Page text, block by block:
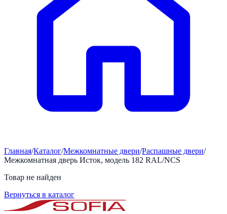
Главная/Каталог/Межкомнатные двери/Распашные двери/
Межкомнатная дверь Исток, модель 182 RAL/NCS
Товар не найден
Вернуться в каталог